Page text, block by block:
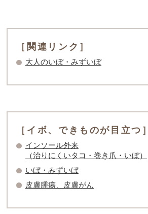
［関連リンク］
大人のいぼ・みずいぼ
［イボ、できものが目立つ］
インソール外来
（治りにくいタコ・巻き爪・いぼ）
いぼ・みずいぼ
皮膚腫瘍、皮膚がん